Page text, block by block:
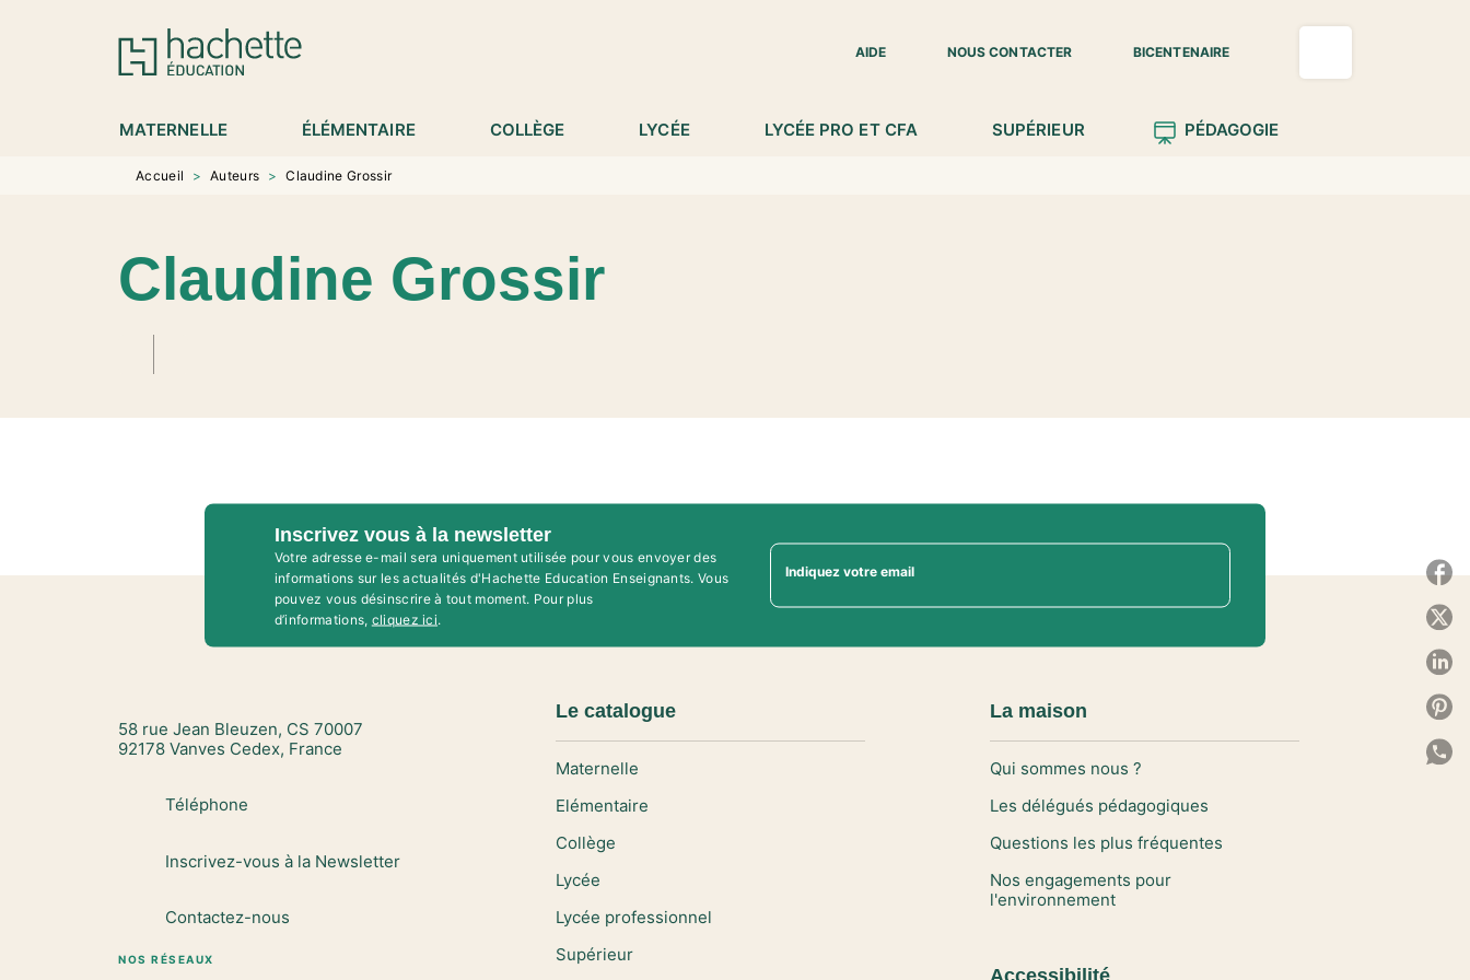
MENU RECHERCHE
AIDE
NOUS CONTACTER BICENTENAIRE
MATERNELLE ÉLÉMENTAIRE COLLÈGE LYCÉE LYCÉE PRO ET CFA SUPÉRIEUR PÉDAGOGIE
Accueil > Auteurs > Claudine Grossir
Claudine Grossir
Inscrivez vous à la newsletter
Votre adresse e-mail sera uniquement utilisée pour vous envoyer des
informations sur les actualités d'Hachette Education Enseignants. Vous
pouvez vous désinscrire à tout moment. Pour plus
d’informations, cliquez ici.
Indiquez votre email
58 rue Jean Bleuzen, CS 70007
92178 Vanves Cedex, France
Téléphone
Inscrivez-vous à la Newsletter
Contactez-nous
NOS RÉSEAUX
Le catalogue
Maternelle
Elémentaire
Collège
Lycée
Lycée professionnel
Supérieur
La maison
Qui sommes nous ?
Les délégués pédagogiques
Questions les plus fréquentes
Nos engagements pour
l'environnement
Accessibilité